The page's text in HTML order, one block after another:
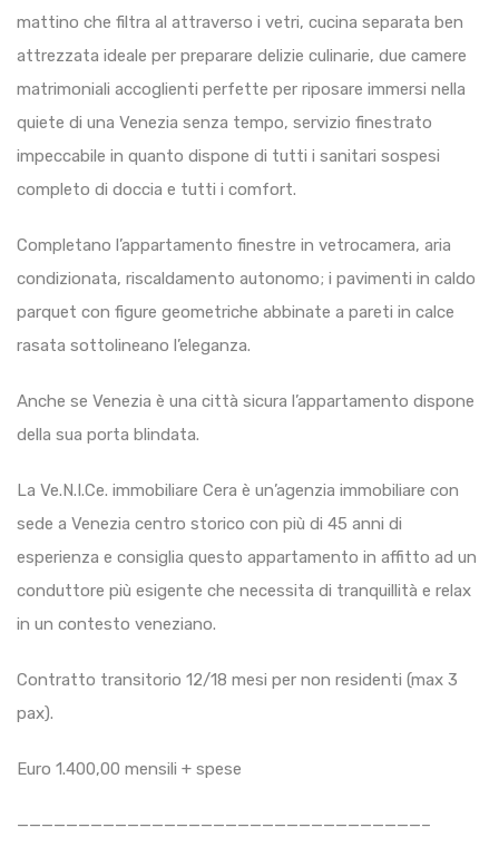
mattino che filtra al attraverso i vetri, cucina separata ben
attrezzata ideale per preparare delizie culinarie, due camere
matrimoniali accoglienti perfette per riposare immersi nella
quiete di una Venezia senza tempo, servizio finestrato
impeccabile in quanto dispone di tutti i sanitari sospesi
completo di doccia e tutti i comfort.
Completano l’appartamento finestre in vetrocamera, aria
condizionata, riscaldamento autonomo; i pavimenti in caldo
parquet con figure geometriche abbinate a pareti in calce
rasata sottolineano l’eleganza.
Anche se Venezia è una città sicura l’appartamento dispone
della sua porta blindata.
La Ve.N.I.Ce. immobiliare Cera è un’agenzia immobiliare con
sede a Venezia centro storico con più di 45 anni di
esperienza e consiglia questo appartamento in affitto ad un
conduttore più esigente che necessita di tranquillità e relax
in un contesto veneziano.
Contratto transitorio 12/18 mesi per non residenti (max 3
pax).
Euro 1.400,00 mensili + spese
—————————————————————————————————–